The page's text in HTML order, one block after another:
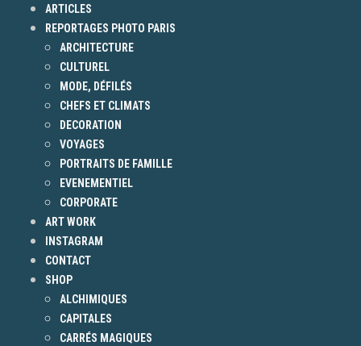
ARTICLES
REPORTAGES PHOTO PARIS
ARCHITECTURE
CULTUREL
MODE, DÉFILÉS
CHEFS ET CLIMATS
DECORATION
VOYAGES
PORTRAITS DE FAMILLE
EVENEMENTIEL
CORPORATE
ART WORK
INSTAGRAM
CONTACT
SHOP
ALCHIMIQUES
CAPITALES
CARRÉS MAGIQUES